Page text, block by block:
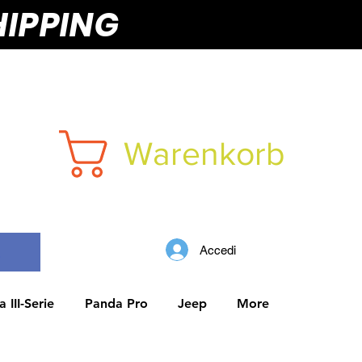
Warenkorb
Accedi
III-Serie Panda Pro Jeep More